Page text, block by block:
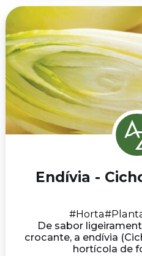
Endívia -
#Horta
De sabor
crocante, a endívia
hortícola de